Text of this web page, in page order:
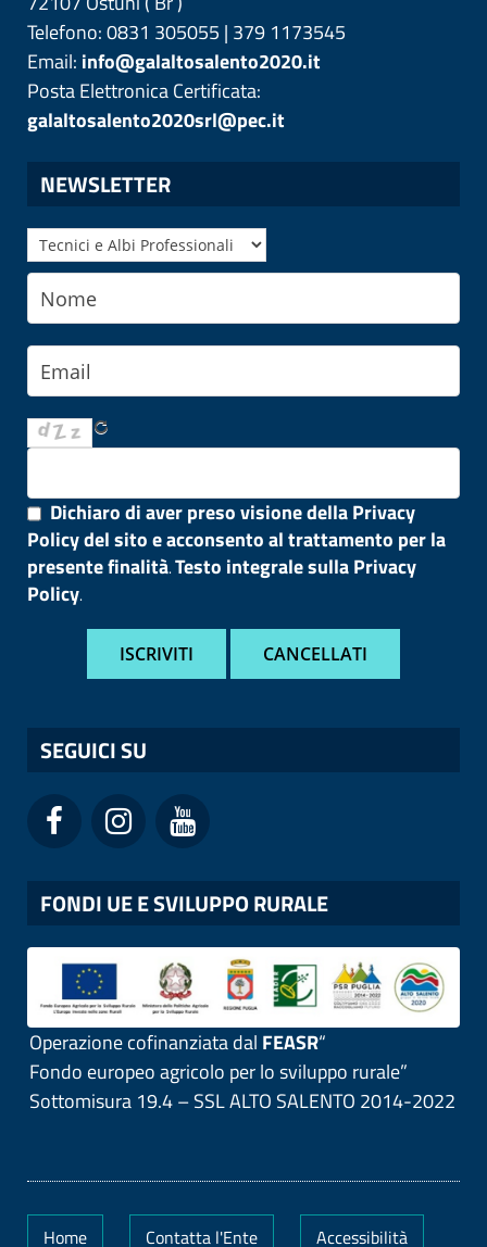
Telefono: 0831 305055 | 379 1173545
Email: info@galaltosalento2020.it
Posta Elettronica Certificata:
galaltosalento2020srl@pec.it
NEWSLETTER
Dichiaro di aver preso visione della Privacy
Policy del sito e acconsento al trattamento per la
presente finalità.Testo integrale sulla Privacy
Policy.
SEGUICI SU
FONDI UE E SVILUPPO RURALE
Operazione cofinanziata dal FEASR“
Fondo europeo agricolo per lo sviluppo rurale”
Sottomisura 19.4 – SSL ALTO SALENTO 2014-2022
Home Contatta l'Ente Accessibilità